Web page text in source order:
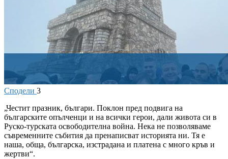
Сподели 3
„Честит празник, българи. Поклон пред подвига на
българските опълченци и на всички герои, дали живота си в
Руско-турската освободителна война. Нека не позволяваме
съвременните събития да пренаписват историята ни. Тя е
наша, обща, българска, изстрадана и платена с много кръв и
жертви“.